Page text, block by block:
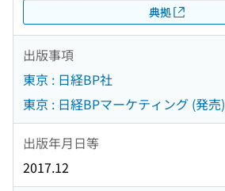
典拠
出版事項
東京 : 日経BP社
東京 : 日経BPマーケティング (発売)
出版年月日等
2017.12